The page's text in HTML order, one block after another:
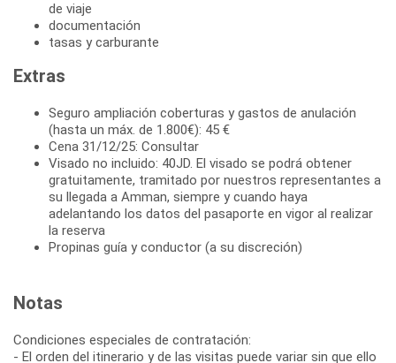
de viaje
documentación
tasas y carburante
Extras
Seguro ampliación coberturas y gastos de anulación
(hasta un máx. de 1.800€): 45 €
Cena 31/12/25: Consultar
Visado no incluido: 40JD. El visado se podrá obtener
gratuitamente, tramitado por nuestros representantes a
su llegada a Amman, siempre y cuando haya
adelantando los datos del pasaporte en vigor al realizar
la reserva
Propinas guía y conductor (a su discreción)
Notas
Condiciones especiales de contratación:
- El orden del itinerario y de las visitas puede variar sin que ello